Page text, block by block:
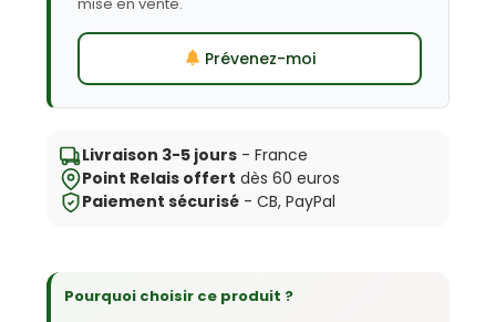
Prévenez-moi
Livraison 3-5 jours - France
Point Relais offert dès 60 euros
Paiement sécurisé - CB, PayPal
Pourquoi choisir ce produit ?